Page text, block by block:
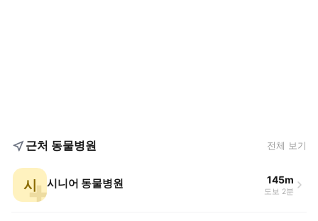
근처 동물병원 전체 보기
시 시니어 동물병원 145m
도보 2분